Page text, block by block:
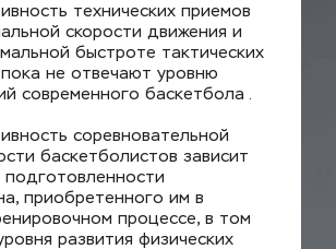
технических приемов
скорости движения и
быстроте тактических
не отвечают уровню
современного баскетбола .
соревновательной
баскетболистов зависит
подготовленности
приобретенного им в
процессе, в том
развития физических